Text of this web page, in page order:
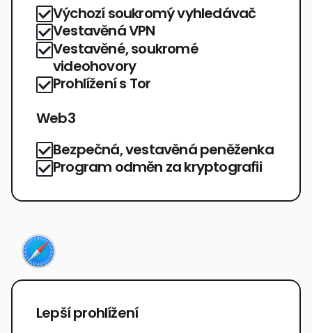
Výchozí soukromý vyhledávač
Vestavěná VPN
Vestavěné, soukromé
videohovory
Prohlížení s Tor
Web3
Bezpečná, vestavěná peněženka
Program odměn za kryptografii
Lepší prohlížení